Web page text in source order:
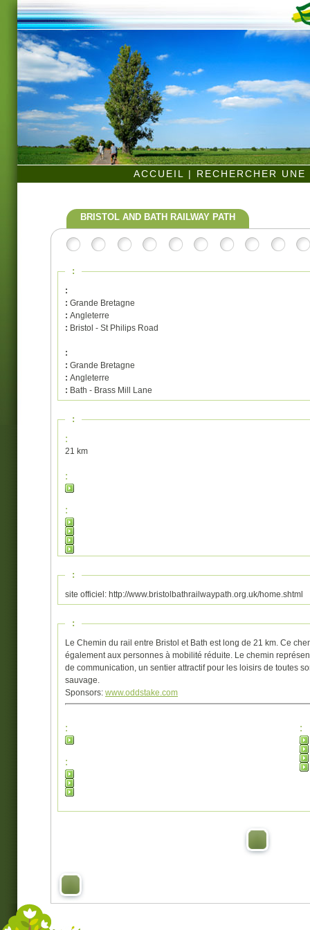
ACCUEIL | RECHERCHER
BRISTOL AND BATH RAILWAY PATH
:
:
: Grande Bretagne
: Angleterre
: Bristol - St Philips Road
:
: Grande Bretagne
: Angleterre
: Bath - Brass Mill Lane
:
:
21 km
:
:
:
site officiel: http://www.bristolbathrailwaypath.org.uk/home.shtml
:
Le Chemin du rail entre Bristol et Bath est long de 21 km. Ce
également aux personnes à mobilité réduite. Le chemin
de communication, un sentier attractif pour les loisirs de toutes
sauvage.
Sponsors: www.oddstake.com
:
:
: